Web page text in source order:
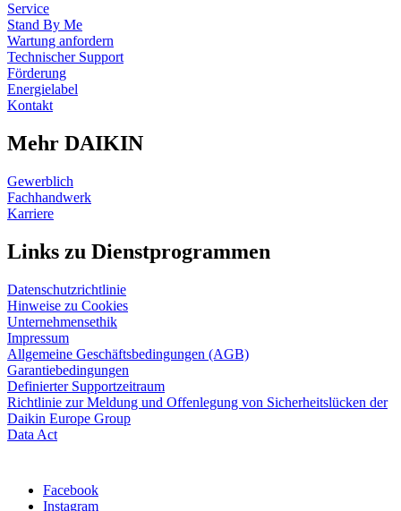
Service
Stand By Me
Wartung anfordern
Technischer Support
Förderung
Energielabel
Kontakt
Mehr DAIKIN
Gewerblich
Fachhandwerk
Karriere
Links zu Dienstprogrammen
Datenschutzrichtlinie
Hinweise zu Cookies
Unternehmensethik
Impressum
Allgemeine Geschäftsbedingungen (AGB)
Garantiebedingungen
Definierter Supportzeitraum
Richtlinie zur Meldung und Offenlegung von Sicherheitslücken der
Daikin Europe Group
Data Act
Facebook
Instagram